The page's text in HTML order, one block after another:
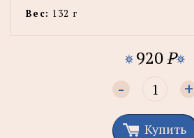
Вес: 132 г
920P
- +
Купить